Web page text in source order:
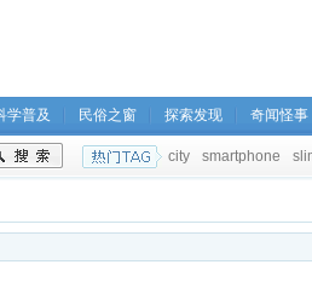
学普及 民俗之窗 探索发现 奇闻怪事
city smartphone